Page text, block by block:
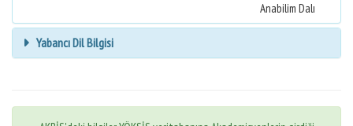
Anabilim Dalı
Yabancı Dil Bilgisi